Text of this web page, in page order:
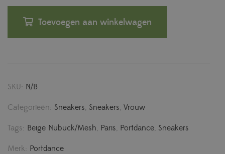
Toevoegen aan winkelwagen
SKU: N/B
Categorieën: Sneakers, Sneakers, Vrouw
Tags: Beige Nubuck/Mesh, Paris, Portdance, Sneakers
Merk: Portdance